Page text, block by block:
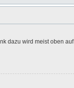
dazu wird meist oben